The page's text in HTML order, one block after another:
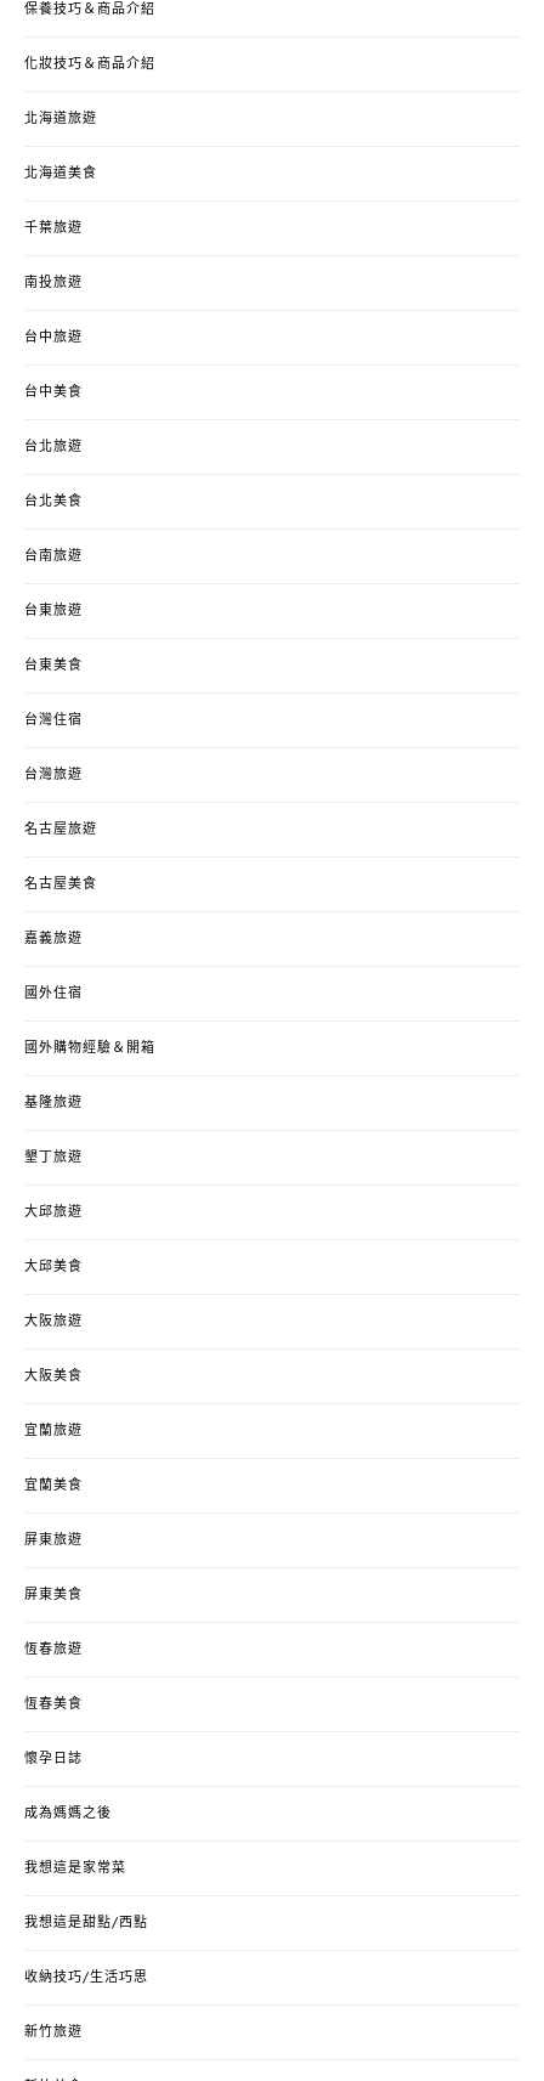
保養技巧＆商品介紹
化妝技巧＆商品介紹
北海道旅遊
北海道美食
千葉旅遊
南投旅遊
台中旅遊
台中美食
台北旅遊
台北美食
台南旅遊
台東旅遊
台東美食
台灣住宿
台灣旅遊
名古屋旅遊
名古屋美食
嘉義旅遊
國外住宿
國外購物經驗＆開箱
基隆旅遊
墾丁旅遊
大邱旅遊
大邱美食
大阪旅遊
大阪美食
宜蘭旅遊
宜蘭美食
屏東旅遊
屏東美食
恆春旅遊
恆春美食
懷孕日誌
成為媽媽之後
我想這是家常菜
我想這是甜點/西點
收納技巧/生活巧思
新竹旅遊